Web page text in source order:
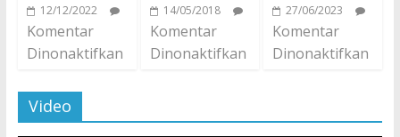
12/12/2022
Komentar
Dinonaktifkan
14/05/2018
Komentar
Dinonaktifkan
27/06/2023
Komentar
Dinonaktifkan
Video